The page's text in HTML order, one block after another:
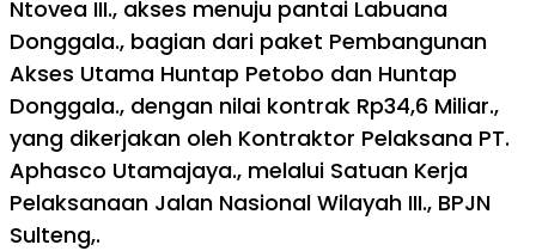
Ntovea III., akses menuju pantai Labuana
Donggala., bagian dari paket Pembangunan
Akses Utama Huntap Petobo dan Huntap
Donggala., dengan nilai kontrak Rp34,6 Miliar.,
yang dikerjakan oleh Kontraktor Pelaksana PT.
Aphasco Utamajaya., melalui Satuan Kerja
Pelaksanaan Jalan Nasional Wilayah III., BPJN
Sulteng,.